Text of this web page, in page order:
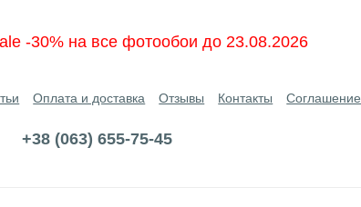
-30% на все фотообои до 23.08.2026
Оплата и доставка Отзывы Контакты Соглашение
+38 (063) 655-75-45